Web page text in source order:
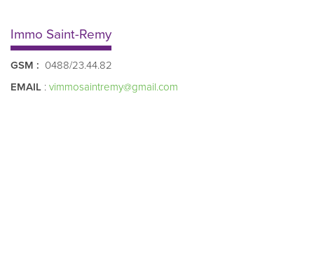
Immo Saint-Remy
GSM : 0488/23.44.82
EMAIL :vimmosaintremy@gmail.com